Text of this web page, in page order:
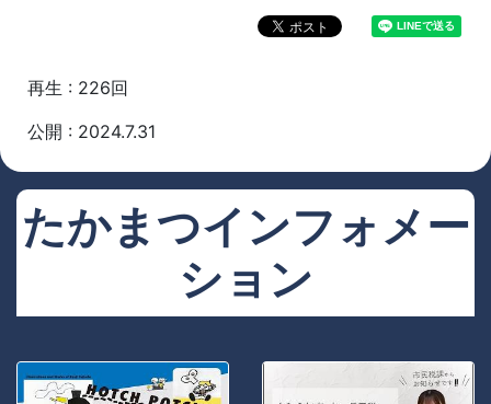
再生 : 226回
公開 : 2024.7.31
たかまつインフォメー
ション